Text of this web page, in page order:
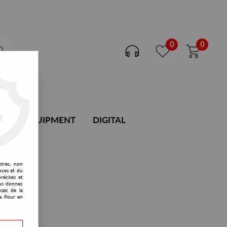
0 0
DJ EQUIPMENT DIGITAL
non
et du
et
donnez
de la
Pour en